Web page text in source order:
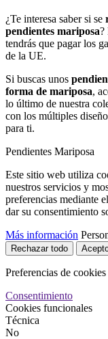
¿Te interesa saber si se
pendientes mariposa?
tendrás que pagar los
de la UE.
Si buscas unos
forma de mariposa,
lo último de nuestra
con los múltiples
para ti.
Pendientes Mariposa
Este sitio web utiliza
nuestros servicios y
preferencias mediante
dar su consentimiento
Más información
Rechazar todo
Preferencias de cookies
Consentimiento
Cookies funcionales
Técnica
No